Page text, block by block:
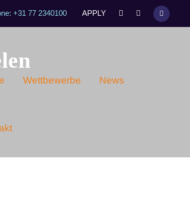
+31 77 2340100 APPLY
Wettbewerbe News